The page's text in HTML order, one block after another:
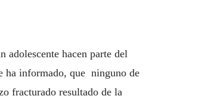
adolescente hacen parte del
ha informado, que ninguno de
fracturado resultado de la